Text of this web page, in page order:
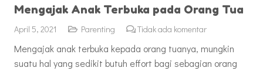
Mengajak Anak Terbuka pada Orang Tua
April 5, 2021 Parenting Tidak ada komentar
Mengajak anak terbuka kepada orang tuanya, mungkin
suatu hal yang sedikit butuh effort bagi sebagian orang